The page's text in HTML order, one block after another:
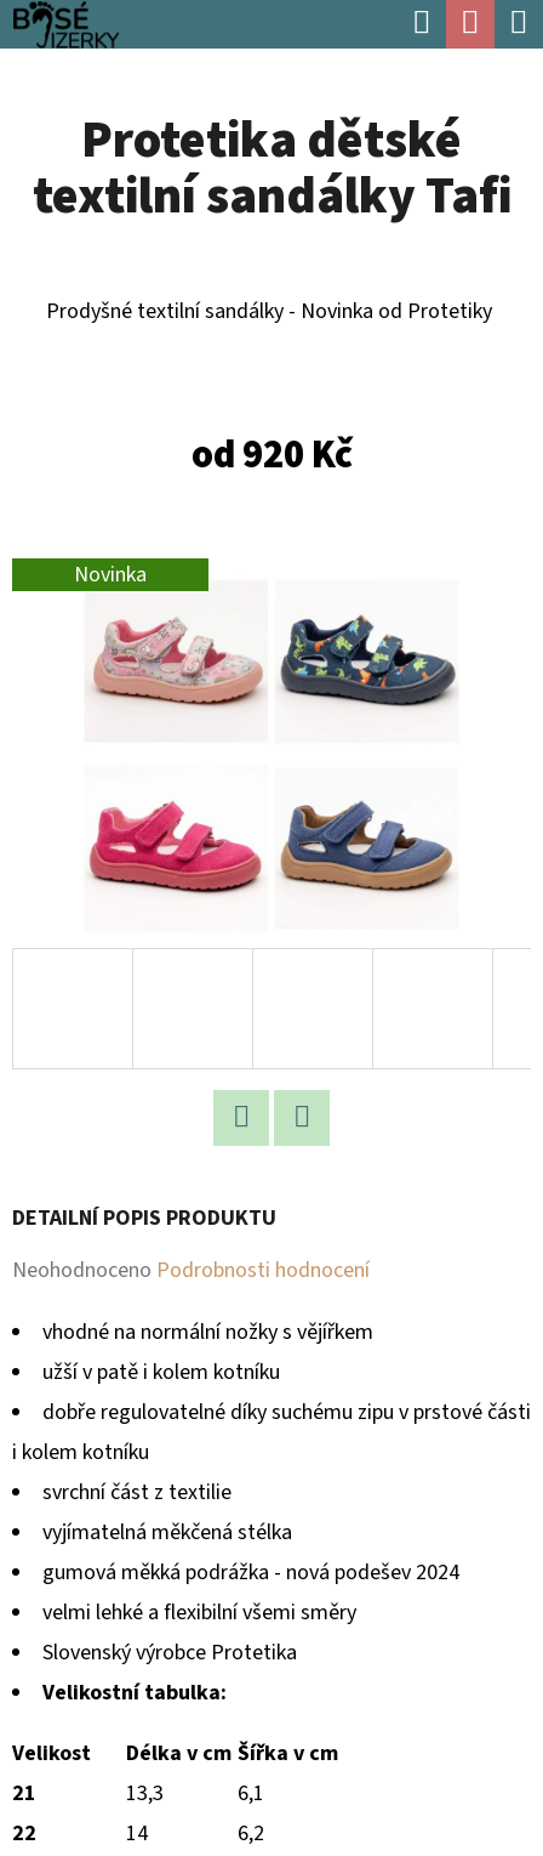
Přejít
na
Hledat
Protetika dětské
textilní sandálky Tafi
Prodyšné textilní sandálky - Novinka od Protetiky
od920 Kč
Novinka
DETAILNÍ POPIS PRODUKTU
Průměrné
produktu
z
hvězdiček.
Neohodnoceno Podrobnosti hodnocení
vhodné na normální nožky s vějířkem
užší v patě i kolem kotníku
dobře regulovatelné díky suchému zipu v prstové části
i kolem kotníku
svrchní část z textilie
vyjímatelná měkčená stélka
gumová měkká podrážka - nová podešev 2024
velmi lehké a flexibilní všemi směry
Slovenský výrobce Protetika
Velikostní tabulka:
Velikost
Délka v cm Šířka v cm
21
13,3
6,1
22
14
6,2
K
O Zpět
Zpět
O
E
T
P
O
R
Č
U
E
M
E